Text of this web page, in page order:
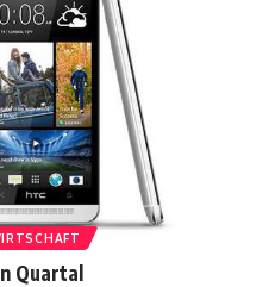
Quartal